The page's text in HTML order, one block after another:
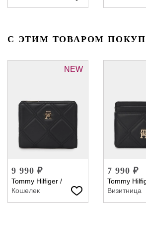
С ЭТИМ ТОВАРОМ
NEW
9 990 ₽
Tommy Hilfiger /
Кошелек
7 990 ₽
Tommy
Визитница